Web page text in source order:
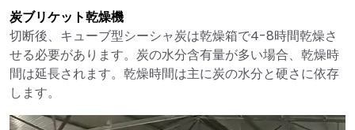
炭ブリケット乾燥機
切断後、キューブ型シーシャ炭は乾燥箱で4-8時間乾燥さ
せる必要があります。炭の水分含有量が多い場合、乾燥時
間は延長されます。乾燥時間は主に炭の水分と硬さに依存
します。